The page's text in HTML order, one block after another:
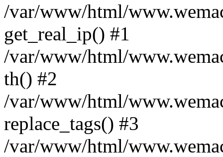
/var/www/html/
get_real_ip() #1
/var/www/html/
th() #2
/var/www/html/
replace_tags() #3
/var/www/html/